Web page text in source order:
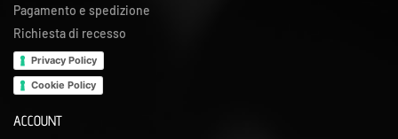
Pagamento e spedizione
Richiesta di recesso
Privacy Policy
Cookie Policy
ACCOUNT